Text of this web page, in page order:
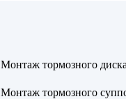
Монтаж тормозного диска
Монтаж тормозного